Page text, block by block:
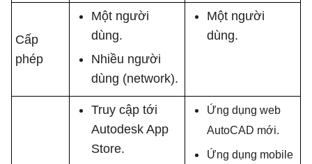
Cấp
phép
Một người
dùng.
Nhiều người
dùng (network).
Một người
dùng.
Truy cập tới
Autodesk App
Store.
Ứng dụng web
AutoCAD mới.
Ứng dụng mobile